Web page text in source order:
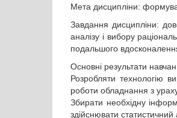
Мета дисципліни:
Завдання дисципліни:
аналізу і вибору
подальшого
Основні результати
Розробляти технологію
роботи обладнання з
Збирати необхідну
здійснювати статистичний